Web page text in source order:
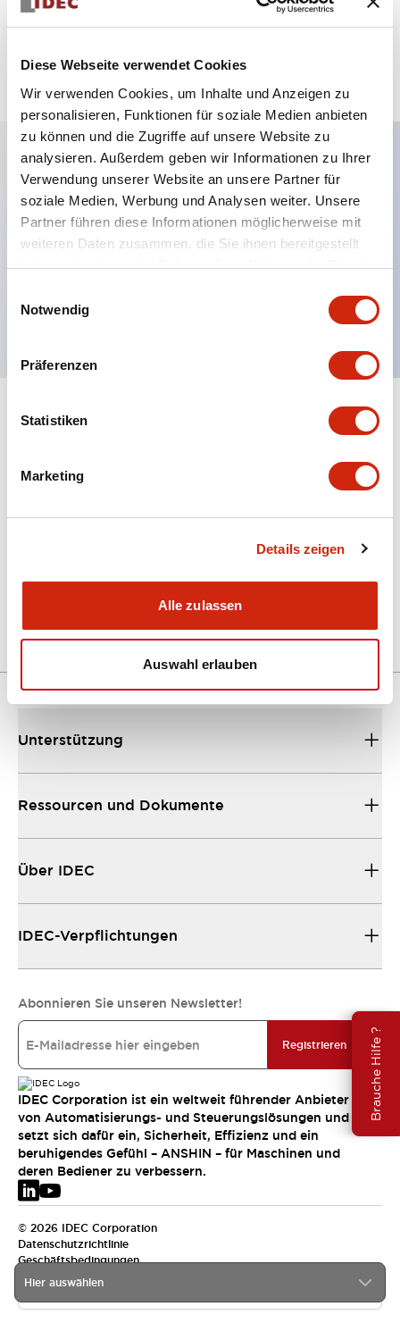
Diese Webseite verwendet Cookies
Wir verwenden Cookies, um Inhalte und Anzeigen zu
personalisieren, Funktionen für soziale Medien anbieten
zu können und die Zugriffe auf unsere Website zu
analysieren. Außerdem geben wir Informationen zu Ihrer
Verwendung unserer Website an unsere Partner für
soziale Medien, Werbung und Analysen weiter. Unsere
Partner führen diese Informationen möglicherweise mit
weiteren Daten zusammen, die Sie ihnen bereitgestellt
haben oder die sie im Rahmen Ihrer Nutzung der Dienste
Notwendig
Präferenzen
Statistiken
Marketing
Details zeigen
Alle zulassen
Auswahl erlauben
Brauche Hilfe ?
zum Zitat hinzufügen
Hauptmerkmale
Mehrfachbefestigung möglich
Schutzart IP65 (IEC60529)
Dokumente und Dateien
Genehmigungen & Standards
04/09/2025.PDF1.23MB
Hier auswählen
Unterstützung
Ressourcen und Dokumente
Über IDEC
IDEC-Verpflichtungen
Abonnieren Sie unseren Newsletter!
Registrieren
IDEC Corporation ist ein weltweit führender Anbieter
von Automatisierungs- und Steuerungslösungen und
setzt sich dafür ein, Sicherheit, Effizienz und ein
beruhigendes Gefühl – ANSHIN – für Maschinen und
deren Bediener zu verbessern.
© 2026 IDEC Corporation
Datenschutzrichtlinie
Geschäftsbedingungen
EMEA